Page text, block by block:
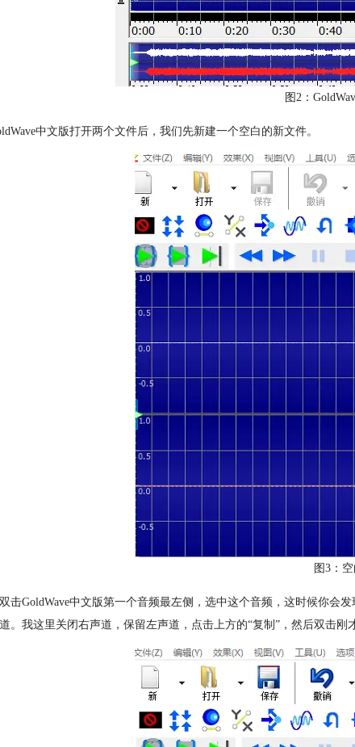
图2：
中文版打开两个文件后，我们先新建一个空白的新文件。
图3：
击GoldWave中文版第一个音频最左侧，选中这个音频，这时候你会
。我这里关闭右声道，保留左声道，点击上方的“复制”，然后双击刚